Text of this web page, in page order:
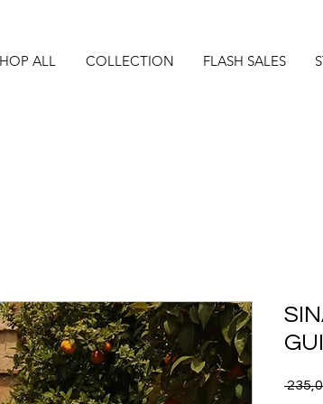
ALL COLLECTION FLASH SALES